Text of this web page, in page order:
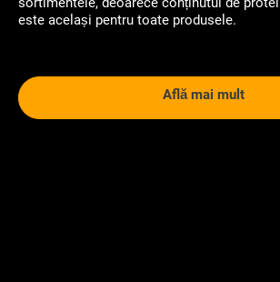
este același pentru toate produsele.
Află mai mult